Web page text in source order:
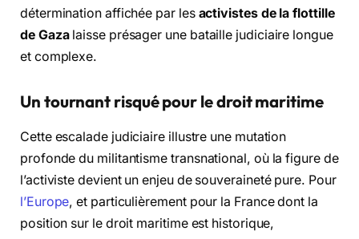
détermination affichée par les activistes de la flottille
de Gazalaisse présager une bataille judiciaire longue
et complexe.
Un tournant risqué pour le droit maritime
Cette escalade judiciaire illustre une mutation
profonde du militantisme transnational, où la figure de
l’activiste devient un enjeu de souveraineté pure. Pour
l’Europe, et particulièrement pour la France dont la
position sur le droit maritime est historique,